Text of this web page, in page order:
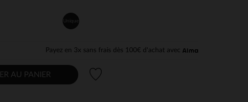
Unique
Payez en 3x sans frais dès 100€ d'achat avec
AU PANIER